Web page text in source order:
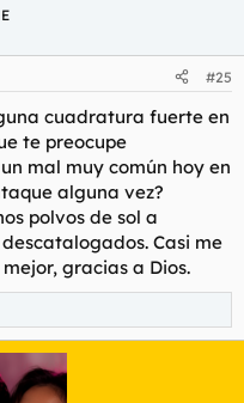
#25
cuadratura fuerte en
te preocupe
mal muy común hoy en
alguna vez?
polvos de sol a
Casi me
gracias a Dios.